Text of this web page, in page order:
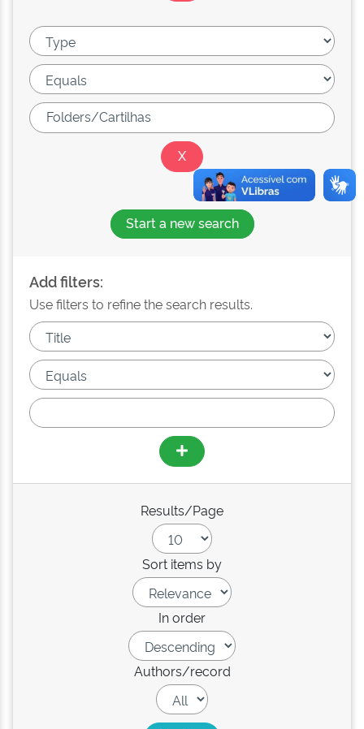
Start a new search
Add filters:
Use filters to refine the search results.
Results/Page
Sort items by
In order
Authors/record